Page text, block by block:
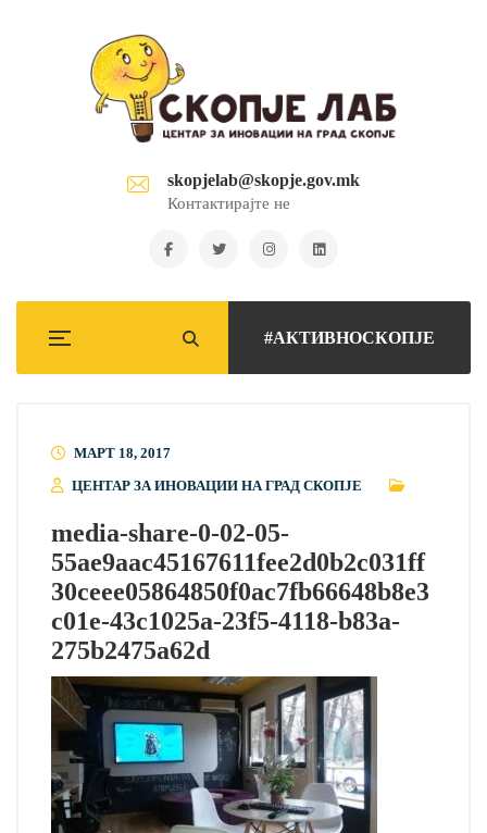
skopjelab@skopje.gov.mk
Контактирајте не
#АКТИВНОСКОПЈЕ
МАРТ 18, 2017
ЦЕНТАР ЗА ИНОВАЦИИ НА ГРАД СКОПЈЕ
media-share-0-02-05-
55ae9aac45167611fee2d0b2c031ff
30ceee05864850f0ac7fb66648b8e3
c01e-43c1025a-23f5-4118-b83a-
275b2475a62d